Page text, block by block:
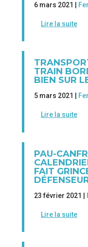
6 mars 2021 |
Lire la suite
TRAIN
BIEN SUR
5 mars 2021 |
Lire la suite
PAU-
FAIT
23 février 2021 |
Lire la suite